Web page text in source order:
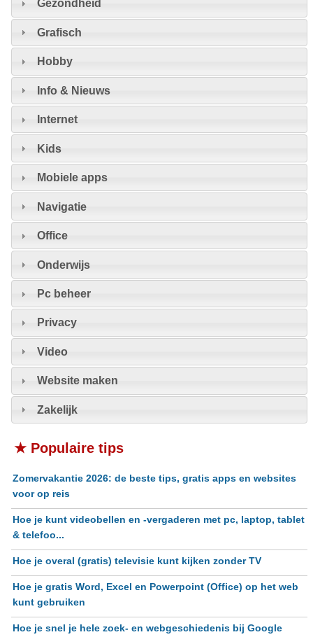
Gezondheid
Grafisch
Hobby
Info & Nieuws
Internet
Kids
Mobiele apps
Navigatie
Office
Onderwijs
Pc beheer
Privacy
Video
Website maken
Zakelijk
★ Populaire tips
Zomervakantie 2026: de beste tips, gratis apps en websites
voor op reis
Hoe je kunt videobellen en -vergaderen met pc, laptop, tablet
& telefoo...
Hoe je overal (gratis) televisie kunt kijken zonder TV
Hoe je gratis Word, Excel en Powerpoint (Office) op het web
kunt gebruiken
Hoe je snel je hele zoek- en webgeschiedenis bij Google